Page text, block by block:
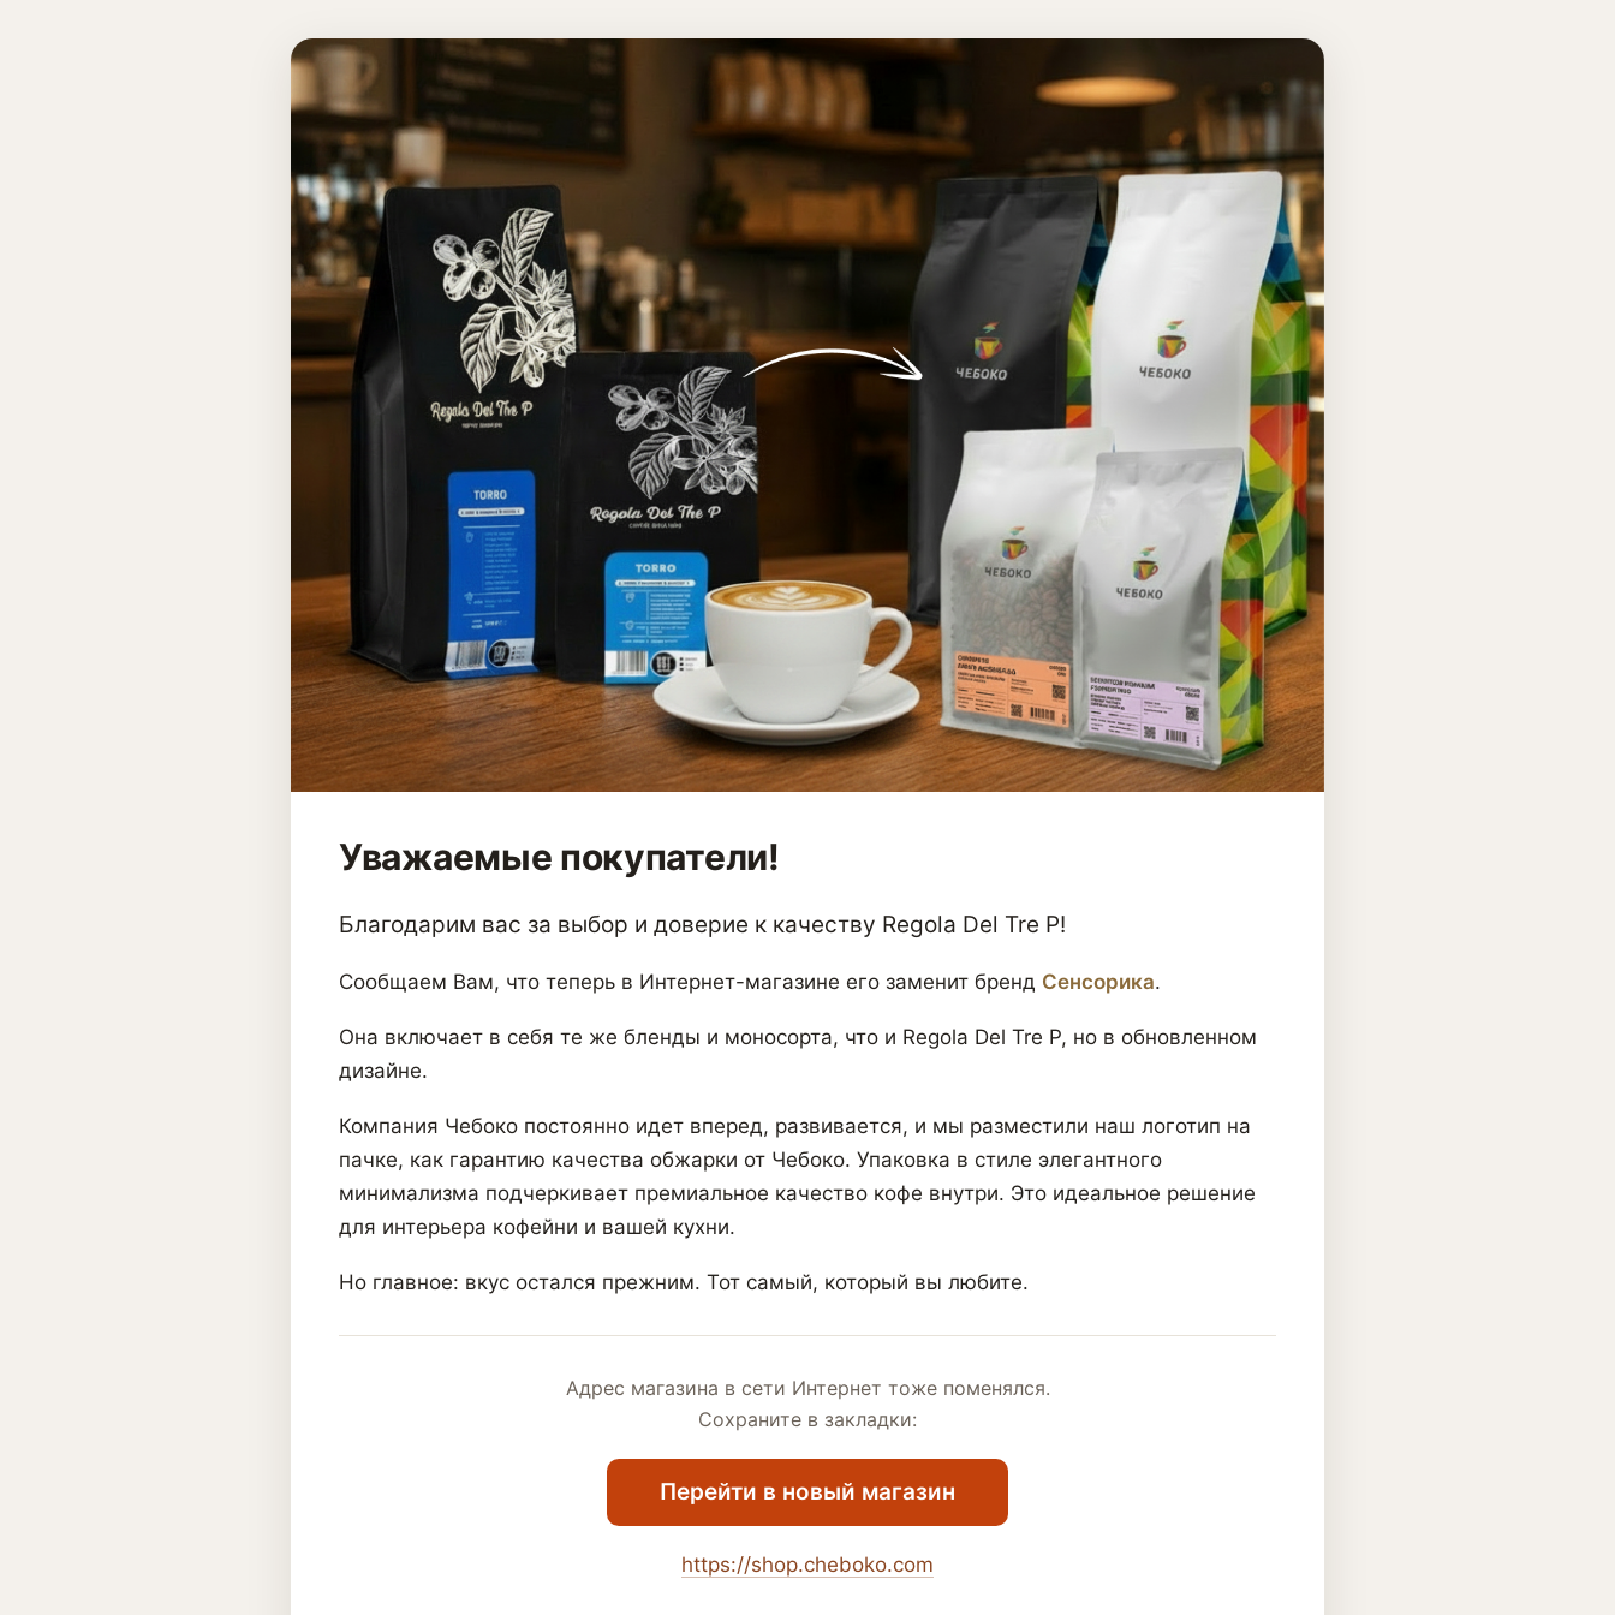
Уважаемые покупатели!
Благодарим вас за выбор и доверие к качеству Regola Del Tre P!
Сообщаем Вам, что теперь в Интернет-магазине его заменит бренд Сенсорика.
Она включает в себя те же бленды и моносорта, что и Regola Del Tre P, но в обновленном
дизайне.
Компания Чебоко постоянно идет вперед, развивается, и мы разместили наш логотип на
пачке, как гарантию качества обжарки от Чебоко. Упаковка в стиле элегантного
минимализма подчеркивает премиальное качество кофе внутри. Это идеальное решение
для интерьера кофейни и вашей кухни.
Но главное: вкус остался прежним. Тот самый, который вы любите.
Адрес магазина в сети Интернет тоже поменялся.
Сохраните в закладки:
Перейти в новый магазин
https://shop.cheboko.com